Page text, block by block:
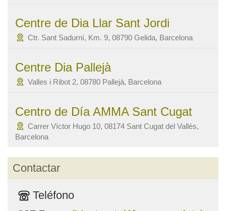
Centre de Dia Llar Sant Jordi
Ctr. Sant Sadurní, Km. 9, 08790 Gelida, Barcelona
Centre Dia Pallejà
Valles i Ribot 2, 08780 Pallejà, Barcelona
Centro de Día AMMA Sant Cugat
Carrer Víctor Hugo 10, 08174 Sant Cugat del Vallès,
Barcelona
Contactar
Teléfono